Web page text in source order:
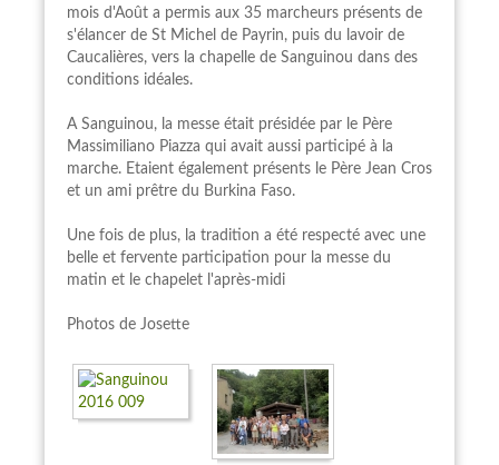
mois d'Août a permis aux 35 marcheurs présents de
s'élancer de St Michel de Payrin, puis du lavoir de
Caucalières, vers la chapelle de Sanguinou dans des
conditions idéales.
A Sanguinou, la messe était présidée par le Père
Massimiliano Piazza qui avait aussi participé à la
marche. Etaient également présents le Père Jean Cros
et un ami prêtre du Burkina Faso.
Une fois de plus, la tradition a été respecté avec une
belle et fervente participation pour la messe du
matin et le chapelet l'après-midi
Photos de Josette